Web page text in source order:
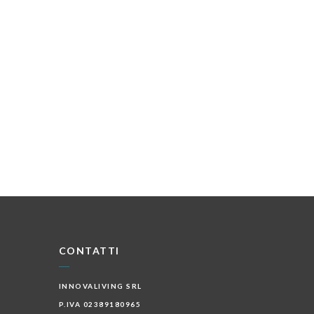
CONTATTI
INNOVALIVING SRL
P.IVA 02389180965